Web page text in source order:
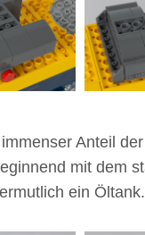
Anteil
mit dem
ein Öltank.